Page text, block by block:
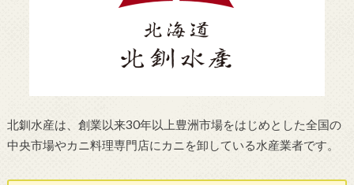
北釧水産は、創業以来30年以上豊洲市場をはじめとした全国の
中央市場やカニ料理専門店にカニを卸している水産業者です。